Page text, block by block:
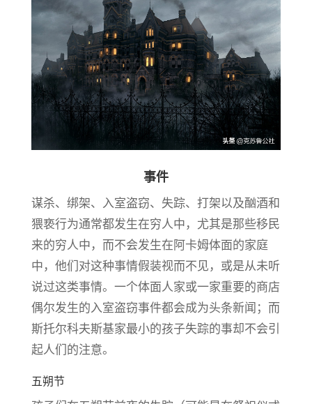
事件
谋杀、绑架、入室盗窃、失踪、打架以及酗酒和
猥亵行为通常都发生在穷人中，尤其是那些移民
来的穷人中，而不会发生在阿卡姆体面的家庭
中，他们对这种事情假装视而不见，或是从未听
说过这类事情。一个体面人家或一家重要的商店
偶尔发生的入室盗窃事件都会成为头条新闻；而
斯托尔科夫斯基家最小的孩子失踪的事却不会引
起人们的注意。
五朔节